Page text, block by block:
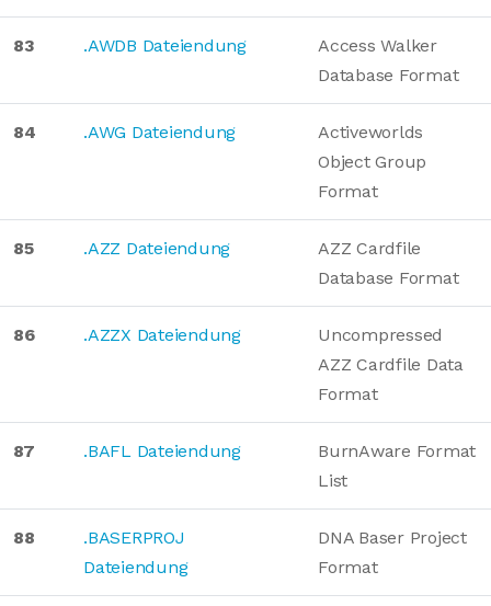
83 .AWDB Dateiendung
Access Walker
Database Format
84 .AWG Dateiendung
Activeworlds
Object Group
Format
85 .AZZ Dateiendung
AZZ Cardfile
Database Format
86 .AZZX Dateiendung
Uncompressed
AZZ Cardfile Data
Format
87 .BAFL Dateiendung
BurnAware Format
List
88
.BASERPROJ
Dateiendung
DNA Baser Project
Format